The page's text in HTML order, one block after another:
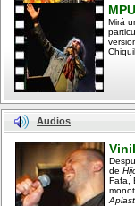
Mirá
Audios
de
Fafa,